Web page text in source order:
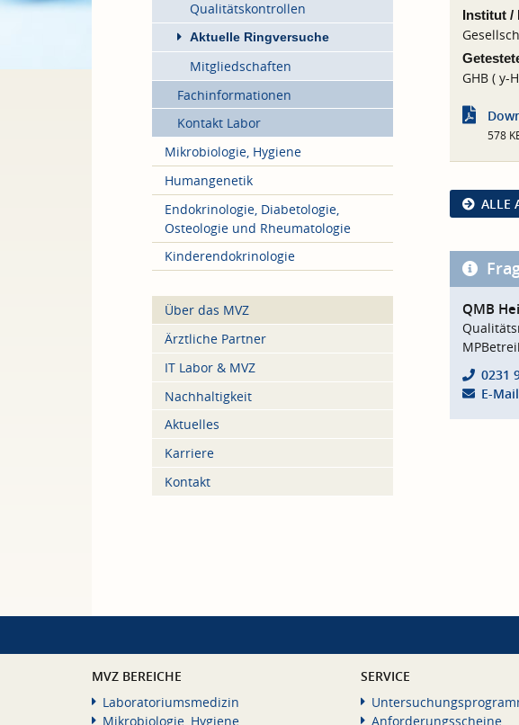
Qualitätskontrollen
Aktuelle Ringversuche
Mitgliedschaften
Fachinformationen
Kontakt Labor
Mikrobiologie, Hygiene
Humangenetik
Endokrinologie, Diabetologie,
Osteologie und Rheumatologie
Kinderendokrinologie
Über das MVZ
Ärztliche Partner
IT Labor & MVZ
Nachhaltigkeit
Aktuelles
Karriere
Kontakt
Institut
GHB ( y-
578
ALLE
QMB
0231
E-Mail
MVZ BEREICHE
Laboratoriumsmedizin
Mikrobiologie, Hygiene
SERVICE
Anforderungsscheine